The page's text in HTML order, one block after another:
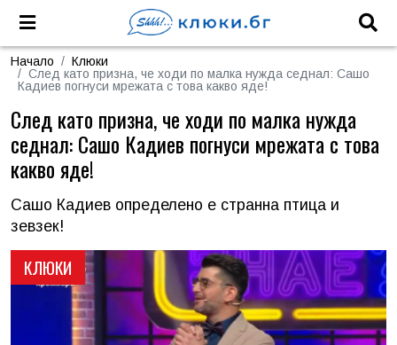
Начало
Клюки
След като призна, че ходи по малка нужда седнал: Сашо
Кадиев погнуси мрежата с това какво яде!
КЛЮКИ
След като призна, че ходи по малка нужда
седнал: Сашо Кадиев погнуси мрежата с това
какво яде!
Сашо Кадиев определено е странна птица и
зевзек!